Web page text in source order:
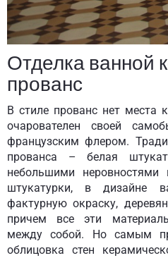
Отделка ванной
прованс
В стиле прованс нет места
очарователен своей
французским флером.
прованса – белая
небольшими
штукатурки, в дизайне
фактурную окраску,
причем все эти
между собой. Но самым
облицовка стен